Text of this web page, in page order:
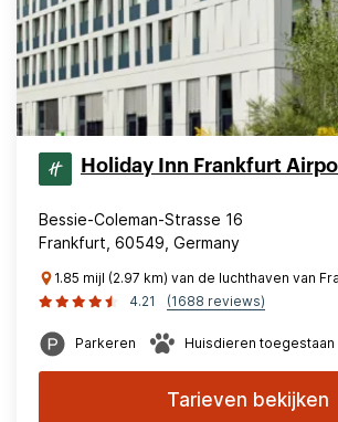
Holiday Inn Frankfurt
Bessie-Coleman-Strasse 16
Frankfurt, 60549, Germany
1.85 mijl (2.97 km) van de luchthaven van
4.21
(1688 reviews)
Parkeren Huisdieren toegestaan
Tarieven bekijken